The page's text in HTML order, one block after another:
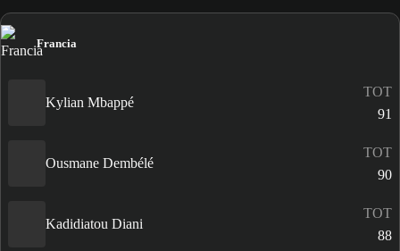
Francia
Kylian Mbappé
TOT
91
Ousmane Dembélé
TOT
90
Kadidiatou Diani
TOT
88